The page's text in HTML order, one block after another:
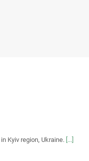
Kyiv region, Ukraine. [...]